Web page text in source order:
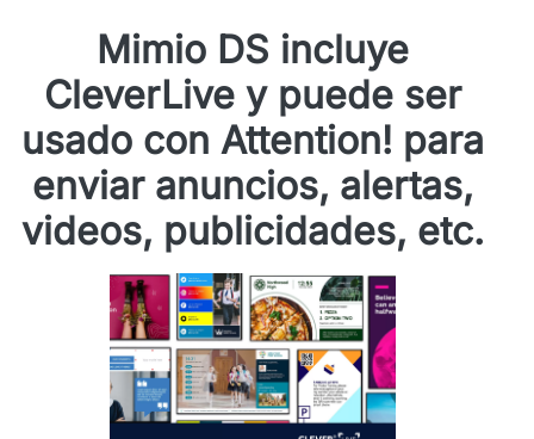
Mimio DS incluye
CleverLive y puede ser
usado con Attention! para
enviar anuncios, alertas,
videos, publicidades, etc.